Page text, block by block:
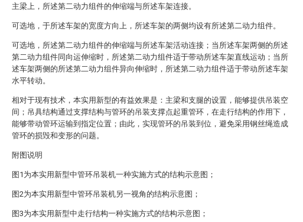
主梁上，所述第二动力组件的伸缩端与所述车架连接。
可选地，于所述车架的宽度方向上，所述车架的两侧均设有所述第二动力组件。
可选地，所述第二动力组件的伸缩端与所述车架活动连接；当所述车架两侧的所述
第二动力组件同向运伸缩时，所述第二动力组件适于带动所述车架直线运动；当所
述车架两侧的所述第二动力组件异向伸缩时，所述第二动力组件适于带动所述车架
水平转动。
相对于现有技术，本实用新型的有益效果是：主梁和支腿的设置，能够提供吊装空
间；吊具结构通过支撑结构与管环的吊装支撑点起重管环，在走行结构的作用下，
能够带动管环运输到指定位置；由此，实现管环的吊装到位，避免采用钢丝绳造成
管环的损毁和变形的问题。
附图说明
图1为本实用新型中管环吊装机一种实施方式的结构示意图；
图2为本实用新型中管环吊装机另一视角的结构示意图；
图3为本实用新型中走行结构一种实施方式的结构示意图；